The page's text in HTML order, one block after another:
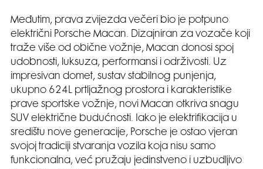
Međutim, prava zvijezda večeri bio je potpuno
električni Porsche Macan. Dizajniran za vozače koji
traže više od obične vožnje, Macan donosi spoj
udobnosti, luksuza, performansi i održivosti. Uz
impresivan domet, sustav stabilnog punjenja,
ukupno 624L prtljažnog prostora i karakteristike
prave sportske vožnje, novi Macan otkriva snagu
SUV električne budućnosti. Iako je elektrifikacija u
središtu nove generacije, Porsche je ostao vjeran
svojoj tradiciji stvaranja vozila koja nisu samo
funkcionalna, već pružaju jedinstveno i uzbudljivo